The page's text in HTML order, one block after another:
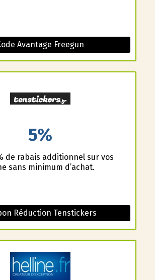
Avantage Freegun
5%
de rabais additionnel sur vos
sans minimum d’achat.
Réduction Tenstickers